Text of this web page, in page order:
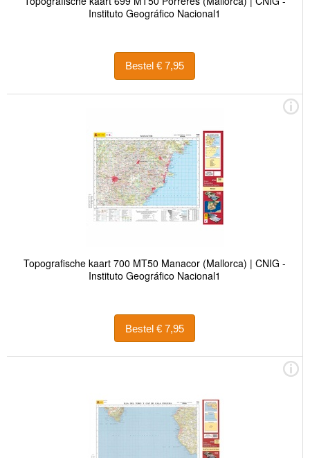
Instituto Geográfico Nacional1
Bestel € 7,95
Topografische kaart 700 MT50 Manacor (Mallorca) | CNIG -
Instituto Geográfico Nacional1
Bestel € 7,95